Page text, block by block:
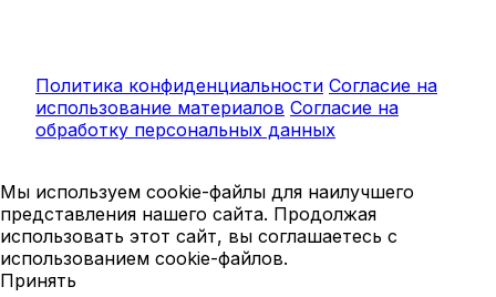
Политика конфиденциальности Согласие на
использование материалов Согласие на
обработку персональных данных
Мы используем cookie-файлы для наилучшего
представления нашего сайта. Продолжая
использовать этот сайт, вы соглашаетесь с
использованием cookie-файлов.
Принять